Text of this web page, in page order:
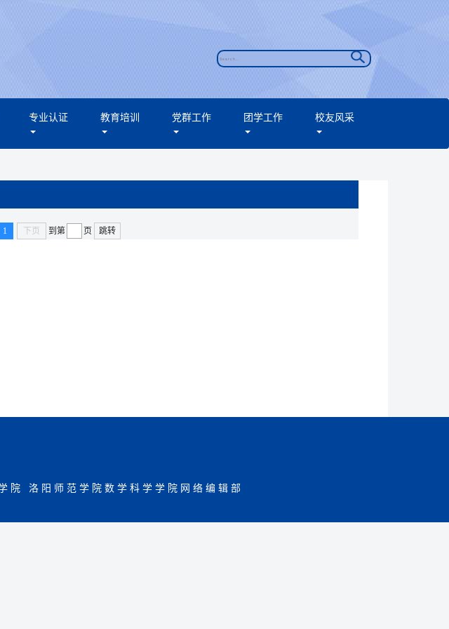
专业认证 教育培训 党群工作 团学工作 校友风采
1 下页 到第 页 跳转
院 洛阳师范学院数学科学学院网络编辑部